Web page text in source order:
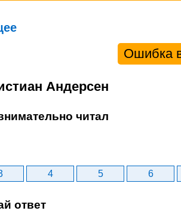
Ошибка
Андерсен
читал
4 5 6
ответ